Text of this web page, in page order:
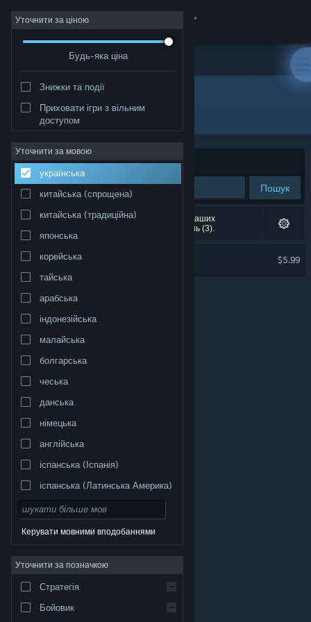
Увійти
Крамниця
Інформація
Підтримка
Змінити мову
Переглянути повну версію
© Valve Corporation. Усі права захищено. Усі
Юридична інформація
підписника Steam
cookie
Уточнити за ціною
Будь-яка ціна
Знижки та події
Приховати ігри з вільним
доступом
Уточнити за мовою
українська
китайська (спрощена)
китайська (традиційна)
японська
корейська
тайська
арабська
індонезійська
малайська
болгарська
чеська
данська
німецька
англійська
іспанська (Іспанія)
іспанська (Латинська Америка)
Керувати мовними вподобаннями
Уточнити за позначкою
Стратегія
Бойовик
Розробник: MoonShine Games
Упорядкувати за доречністю
Пошук
Результатів вашого пошуку: 1. Відповідно до ваших
уподобань було виключено кілька найменувань (3).
$5.99